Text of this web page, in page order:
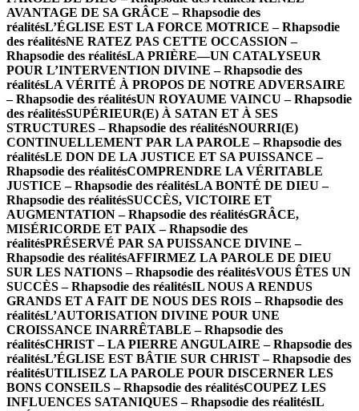
AVANTAGE DE SA GRÂCE – Rhapsodie des
réalitésL’ÉGLISE EST LA FORCE MOTRICE – Rhapsodie
des réalitésNE RATEZ PAS CETTE OCCASSION –
Rhapsodie des réalitésLA PRIÈRE—UN CATALYSEUR
POUR L’INTERVENTION DIVINE – Rhapsodie des
réalitésLA VÉRITÉ À PROPOS DE NOTRE ADVERSAIRE
– Rhapsodie des réalitésUN ROYAUME VAINCU – Rhapsodie
des réalitésSUPÉRIEUR(E) À SATAN ET À SES
STRUCTURES – Rhapsodie des réalitésNOURRI(E)
CONTINUELLEMENT PAR LA PAROLE – Rhapsodie des
réalitésLE DON DE LA JUSTICE ET SA PUISSANCE –
Rhapsodie des réalitésCOMPRENDRE LA VÉRITABLE
JUSTICE – Rhapsodie des réalitésLA BONTÉ DE DIEU –
Rhapsodie des réalitésSUCCÈS, VICTOIRE ET
AUGMENTATION – Rhapsodie des réalitésGRÂCE,
MISÉRICORDE ET PAIX – Rhapsodie des
réalitésPRÉSERVÉ PAR SA PUISSANCE DIVINE –
Rhapsodie des réalitésAFFIRMEZ LA PAROLE DE DIEU
SUR LES NATIONS – Rhapsodie des réalitésVOUS ÊTES UN
SUCCÈS – Rhapsodie des réalitésIL NOUS A RENDUS
GRANDS ET A FAIT DE NOUS DES ROIS – Rhapsodie des
réalitésL’AUTORISATION DIVINE POUR UNE
CROISSANCE INARRÊTABLE – Rhapsodie des
réalitésCHRIST – LA PIERRE ANGULAIRE – Rhapsodie des
réalitésL’ÉGLISE EST BÂTIE SUR CHRIST – Rhapsodie des
réalitésUTILISEZ LA PAROLE POUR DISCERNER LES
BONS CONSEILS – Rhapsodie des réalitésCOUPEZ LES
INFLUENCES SATANIQUES – Rhapsodie des réalitésIL